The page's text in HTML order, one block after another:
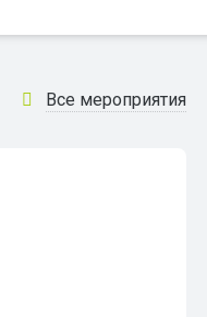
Все мероприятия